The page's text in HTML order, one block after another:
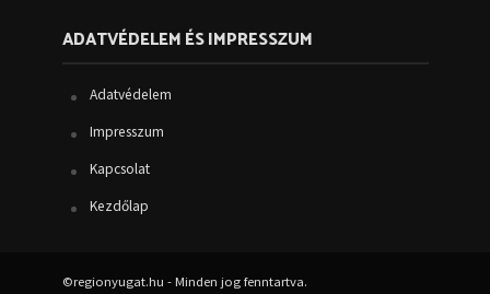
ADATVÉDELEM ÉS IMPRESSZUM
Adatvédelem
Impresszum
Kapcsolat
Kezdőlap
©regionyugat.hu - Minden jog fenntartva.